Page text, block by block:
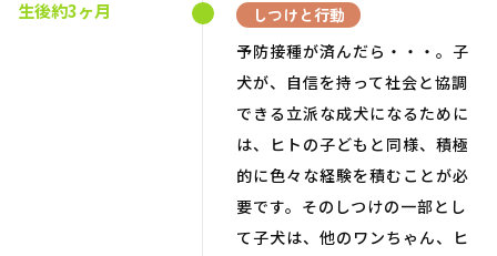
生後約3ヶ月
しつけと行動
予防接種が済んだら・・・。子
犬が、自信を持って社会と協調
できる立派な成犬になるために
は、ヒトの子どもと同様、積極
的に色々な経験を積むことが必
要です。そのしつけの一部とし
て子犬は、他のワンちゃん、ヒ